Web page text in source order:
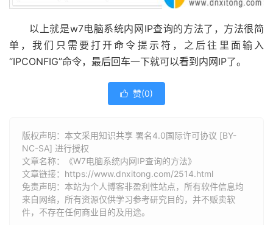
以上就是w7电脑系统内网IP查询的方法了，方法很简
单，我们只需要打开命令提示符，之后往里面输入
“IPCONFIG”命令，最后回车一下就可以看到内网IP了。
 赞(0)
版权声明：本文采用知识共享 署名4.0国际许可协议 [BY-
NC-SA] 进行授权
文章名称：《W7电脑系统内网IP查询的方法》
文章链接： https://www.dnxitong.com/2514.html
免责声明：本站为个人博客非盈利性站点，所有软件信息均
来自网络，所有资源仅供学习参考研究目的，并不贩卖软
件，不存在任何商业目的及用途。